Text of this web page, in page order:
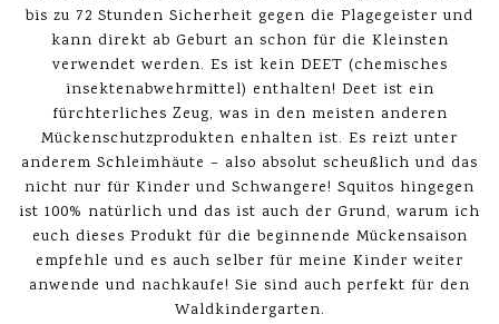
bis zu 72 Stunden Sicherheit gegen die Plagegeister und
kann direkt ab Geburt an schon für die Kleinsten
verwendet werden. Es ist kein DEET (chemisches
insektenabwehrmittel) enthalten! Deet ist ein
fürchterliches Zeug, was in den meisten anderen
Mückenschutzprodukten enhalten ist. Es reizt unter
anderem Schleimhäute – also absolut scheußlich und das
nicht nur für Kinder und Schwangere! Squitos hingegen
ist 100% natürlich und das ist auch der Grund, warum ich
euch dieses Produkt für die beginnende Mückensaison
empfehle und es auch selber für meine Kinder weiter
anwende und nachkaufe! Sie sind auch perfekt für den
Waldkindergarten.